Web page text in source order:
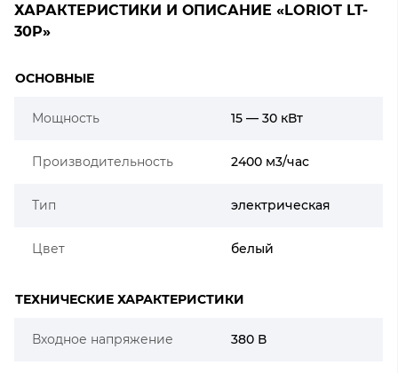
ХАРАКТЕРИСТИКИ И ОПИСАНИЕ «LORIOT LT-
30P»
ОСНОВНЫЕ
Мощность 15 — 30 кВт
Производительность 2400 м3/час
Тип электрическая
Цвет белый
ТЕХНИЧЕСКИЕ ХАРАКТЕРИСТИКИ
Входное напряжение 380 В